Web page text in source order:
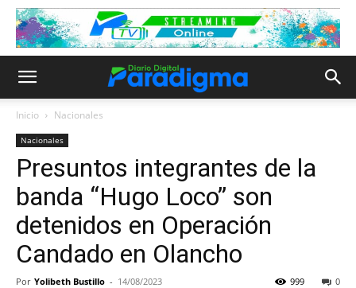
Inicio Nacionales
Nacionales
Presuntos integrantes de la
banda “Hugo Loco” son
detenidos en Operación
Candado en Olancho
Por Yolibeth Bustillo - 14/08/2023 0
999